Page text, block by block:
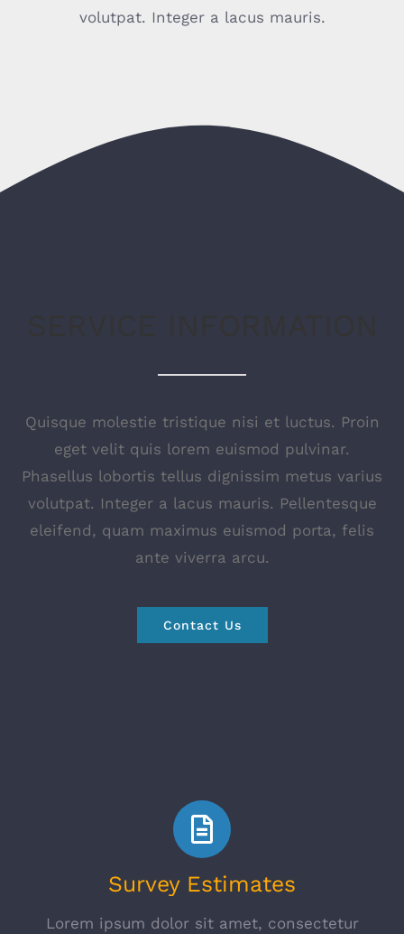
volutpat. Integer a lacus mauris.
Quisque molestie tristique nisi et luctus. Proin
eget velit quis lorem euismod pulvinar.
Phasellus lobortis tellus dignissim metus varius
volutpat. Integer a lacus mauris. Pellentesque
eleifend, quam maximus euismod porta, felis
ante viverra arcu.
Contact Us
Survey Estimates
Lorem ipsum dolor sit amet, consectetur